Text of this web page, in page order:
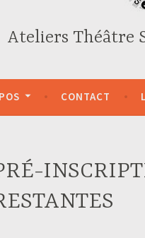
Ateliers Théâtre
CONTACT